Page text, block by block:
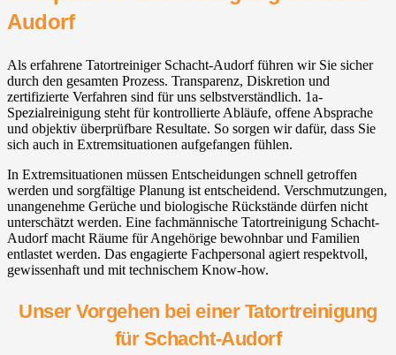
Audorf
Als erfahrene Tatortreiniger Schacht-Audorf führen wir Sie sicher
durch den gesamten Prozess. Transparenz, Diskretion und
zertifizierte Verfahren sind für uns selbstverständlich. 1a-
Spezialreinigung steht für kontrollierte Abläufe, offene Absprache
und objektiv überprüfbare Resultate. So sorgen wir dafür, dass Sie
sich auch in Extremsituationen aufgefangen fühlen.
In Extremsituationen müssen Entscheidungen schnell getroffen
werden und sorgfältige Planung ist entscheidend. Verschmutzungen,
unangenehme Gerüche und biologische Rückstände dürfen nicht
unterschätzt werden. Eine fachmännische Tatortreinigung Schacht-
Audorf macht Räume für Angehörige bewohnbar und Familien
entlastet werden. Das engagierte Fachpersonal agiert respektvoll,
gewissenhaft und mit technischem Know-how.
Unser Vorgehen bei einer Tatortreinigung
für Schacht-Audorf